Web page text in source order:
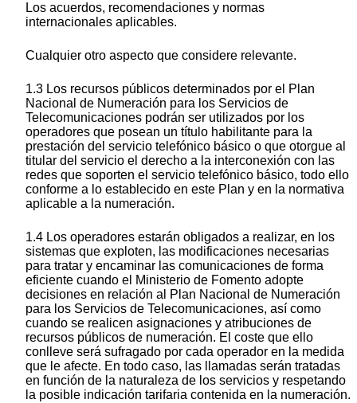
Los acuerdos, recomendaciones y normas
internacionales aplicables.
Cualquier otro aspecto que considere relevante.
1.3 Los recursos públicos determinados por el Plan
Nacional de Numeración para los Servicios de
Telecomunicaciones podrán ser utilizados por los
operadores que posean un título habilitante para la
prestación del servicio telefónico básico o que otorgue al
titular del servicio el derecho a la interconexión con las
redes que soporten el servicio telefónico básico, todo ello
conforme a lo establecido en este Plan y en la normativa
aplicable a la numeración.
1.4 Los operadores estarán obligados a realizar, en los
sistemas que exploten, las modificaciones necesarias
para tratar y encaminar las comunicaciones de forma
eficiente cuando el Ministerio de Fomento adopte
decisiones en relación al Plan Nacional de Numeración
para los Servicios de Telecomunicaciones, así como
cuando se realicen asignaciones y atribuciones de
recursos públicos de numeración. El coste que ello
conlleve será sufragado por cada operador en la medida
que le afecte. En todo caso, las llamadas serán tratadas
en función de la naturaleza de los servicios y respetando
la posible indicación tarifaria contenida en la numeración.